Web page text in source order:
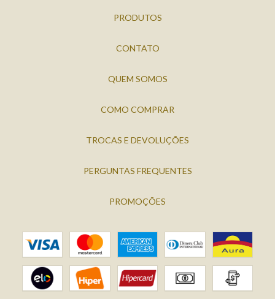
PRODUTOS
CONTATO
QUEM SOMOS
COMO COMPRAR
TROCAS E DEVOLUÇÕES
PERGUNTAS FREQUENTES
PROMOÇÕES